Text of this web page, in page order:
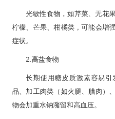
光敏性食物，如芹菜、无花
柠檬、芒果、柑橘类，可能会增
症状。
2.高盐食物
长期使用糖皮质激素容易引
品、加工肉类（如火腿、腊肉）
物会加重水钠潴留和高血压。